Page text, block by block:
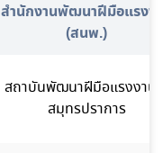
สำนักงานพัฒนาฝีมือแรงง
(สนพ.)
สถาบันพัฒนาฝีมือแรงงาน
สมุทรปราการ